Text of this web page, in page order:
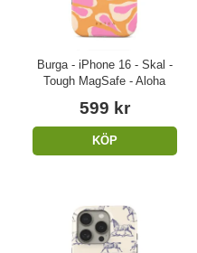
Burga - iPhone 16 - Skal -
Tough MagSafe - Aloha
599 kr
KÖP